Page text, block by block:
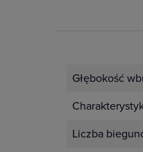
Głębokość
Liczba